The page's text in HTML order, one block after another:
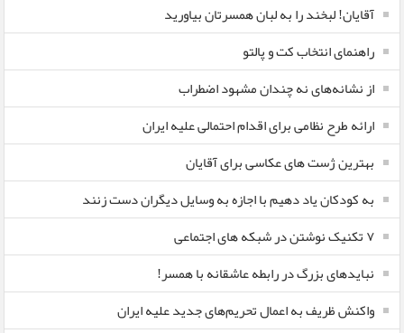
آقایان! لبخند را به لبان همسرتان بیاورید
راهنمای انتخاب کت و پالتو
از نشانه‌های نه چندان مشهود اضطراب
ارائه طرح نظامی برای اقدام احتمالی علیه ایران
بهترین ژست های عکاسی برای آقایان
به کودکان یاد دهیم با اجازه به وسایل دیگران دست زنند
۷ تکنیک نوشتن در شبکه های اجتماعی
نبایدهای بزرگ در رابطه عاشقانه با همسر!
واکنش ظریف به اعمال تحریم‌های جدید علیه ایران